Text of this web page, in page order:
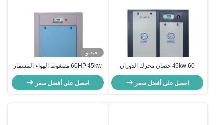
45kw 60 حصان محرك الدوران
المباشر ضاغط الهواء 6.0 - 7.4
M3/Min تدفق الهواء
احصل على أفضل سعر
فيديو
60HP 45kw مضغوط الهواء المسمار
محرك الحزام الصناعي مضغوط
المسمار واحد المرحلة
احصل على أفضل سعر